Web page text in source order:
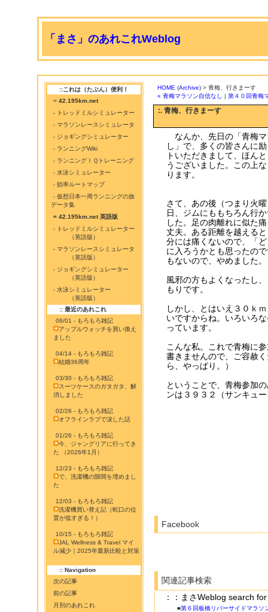
「まさ」のあれこれWeblog
::これは（たぶん）便利！
= 42.195km.net
- トレッドミルシミュレーター
- マラソンレースシミュレータ
- ジョギングシミュレーター
- ランニングWiki
- ランニングＩＱトレーニング
- 水泳シミュレーター
- 効率ルートマップ
- 仮想日本一周ランニングの旅
データ集
= 42.195km.net 英語版
- トレッドミルシミュレーター
（英語版）
- マラソンレースシミュレータ
（英語版）
- ジョギングシミュレーター
（英語版）
- 水泳シミュレーター
（英語版）
:: 最近のあれこれ
06/01 - もろもろ雑記
アップルウォッチを買い換え
ました
04/14 - もろもろ雑記
結婚36周年
03/30 - もろもろ雑記
スーツケースのガタガタ、解
消しました
02/26 - もろもろ雑記
オフラインラブで涙した話
01/26 - もろもろ雑記
今、ジャングリアに行ってき
た （2026年1月）
12/23 - もろもろ雑記
で、洗濯機の隙間を埋めまし
た
12/03 - もろもろ雑記
洗濯機買い替え記（蛇口の位
置が低すぎる！）
10/15 - もろもろ雑記
JAL Wellness & Travel マイ
ル減少｜2025年最新比較と対策
:: Navigation
次の記事
前の記事
月別のあれこれ
HOME (Archive) > 青梅、行きまーす
« 青梅マラソン自信なし | 第４０回青梅
:. 青梅、行きまーす
なんか、先日の「青梅
し」で、多くの皆さんに
トいただきまして、ほん
うございました。この上
ります。
さて、あの後（つまり火
日、ジムにももちろん行
した。足の肉離れに似た
丈夫。ある距離を越える
分には痛くないので、「
に入ろうかとも思ったの
もないので、やめました。
風邪の方もよくなったし
もりです。
しかし、とはいえ３０ｋ
いですからね。いろいろ
っています。
こんな私。これで青梅に
書きませんので、ご容赦
ら、やっぱり。）
ということで、青梅参加
ンは３９３２（サンキュ
Facebook
関連記事検索
：：まさWeblog search
■第６回板橋リバーサイドマラソ